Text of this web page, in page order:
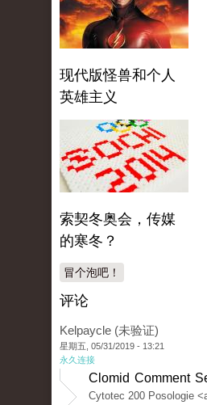
现代版怪兽和个人
英雄主义
索契冬奥会，传媒
的寒冬？
冒个泡吧！
评论
Kelpaycle (未验证)
星期五, 05/31/2019 - 13:21
永久连接
Clomid Comment
Cytotec 200 Posologie